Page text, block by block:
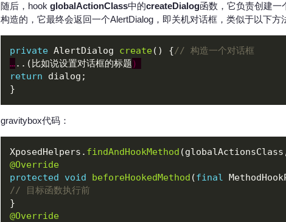
随后，hook globalActionClass中的createDialog函数，它负责创建一
构造的，它最终会返回一个AlertDialog，即关机对话框，类似于以下方
private AlertDialog create() {// 构造一个对话框
…..(比如说设置对话框的标题）
return
gravitybox代码：
XposedHelpers. findAndHookMethod
@Override
protected
void beforeHookedMethod (final
// 目标函数执行前
@Override